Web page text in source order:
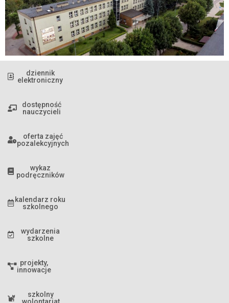
dziennik
elektroniczny
dostępność
nauczycieli
oferta zajęć
pozalekcyjnych
wykaz
podręczników
kalendarz roku
szkolnego
wydarzenia
szkolne
projekty,
innowacje
szkolny